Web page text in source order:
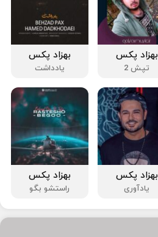
بهزاد پکس
تپش 2
بهزاد پکس
یادداشت
بهزاد پکس
یادآوری
بهزاد پکس
راستشو بگو